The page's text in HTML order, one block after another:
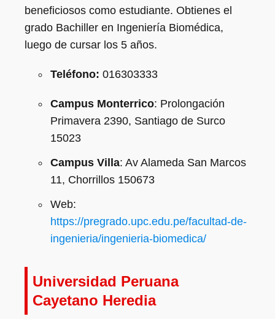
beneficiosos como estudiante. Obtienes el
grado Bachiller en Ingeniería Biomédica,
luego de cursar los 5 años.
Teléfono: 016303333
Campus Monterrico: Prolongación
Primavera 2390, Santiago de Surco
15023
Campus Villa: Av Alameda San Marcos
11, Chorrillos 150673
Web:
https://pregrado.upc.edu.pe/facultad-de-
ingenieria/ingenieria-biomedica/
Universidad Peruana
Cayetano Heredia